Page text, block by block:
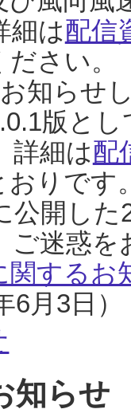
細は配信
ださい。
知らせ
版と
詳細は配
おりです
公開し
ご迷惑
関するお
月3日）
知らせ